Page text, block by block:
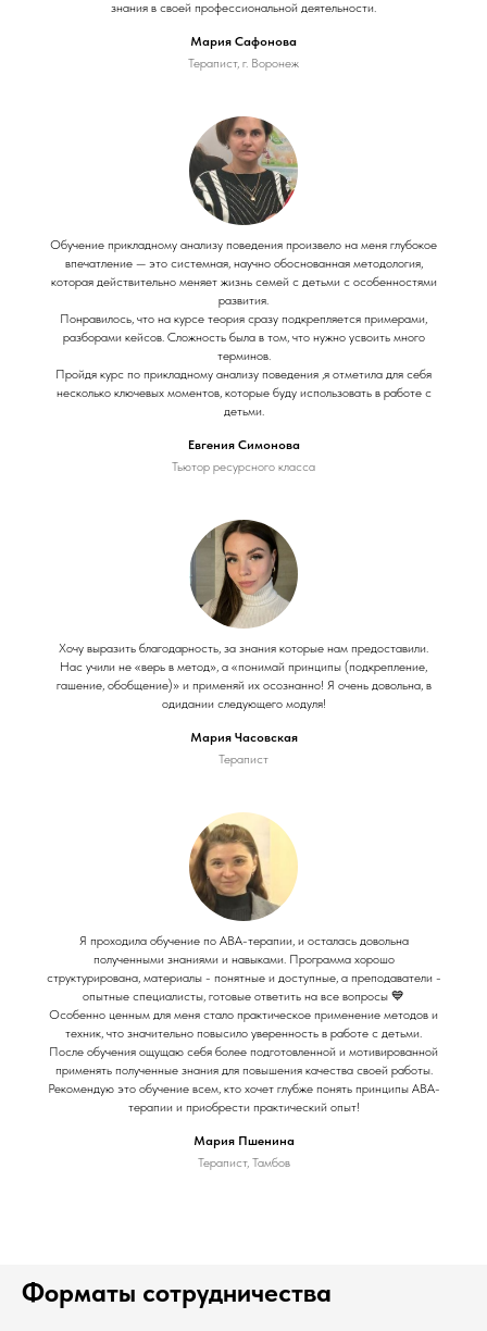
знания в своей профессиональной деятельности.
Мария Сафонова
Терапист, г. Воронеж
Обучение прикладному анализу поведения произвело на меня глубокое
впечатление — это системная, научно обоснованная методология,
которая действительно меняет жизнь семей с детьми с особенностями
развития.
Понравилось, что на курсе теория сразу подкрепляется примерами,
разборами кейсов. Сложность была в том, что нужно усвоить много
терминов.
Пройдя курс по прикладному анализу поведения ,я отметила для себя
несколько ключевых моментов, которые буду использовать в работе с
детьми.
Евгения Симонова
Тьютор ресурсного класса
Хочу выразить благодарность, за знания которые нам предоставили.
Нас учили не «верь в метод», а «понимай принципы (подкрепление,
гашение, обобщение)» и применяй их осознанно! Я очень довольна, в
одидании следующего модуля!
Мария Часовская
Терапист
Я проходила обучение по АВА-терапии, и осталась довольна
полученными знаниями и навыками. Программа хорошо
структурирована, материалы - понятные и доступные, а преподаватели -
опытные специалисты, готовые ответить на все вопросы 💙
Особенно ценным для меня стало практическое применение методов и
техник, что значительно повысило уверенность в работе с детьми.
После обучения ощущаю себя более подготовленной и мотивированной
применять полученные знания для повышения качества своей работы.
Рекомендую это обучение всем, кто хочет глубже понять принципы АВА-
терапии и приобрести практический опыт!
Мария Пшенина
Терапист, Тамбов
Форматы сотрудничества